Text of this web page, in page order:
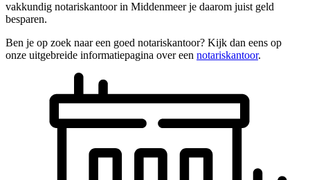
vakkundig notariskantoor in Middenmeer je daarom juist geld
besparen.
Ben je op zoek naar een goed notariskantoor? Kijk dan eens op
onze uitgebreide informatiepagina over een notariskantoor.